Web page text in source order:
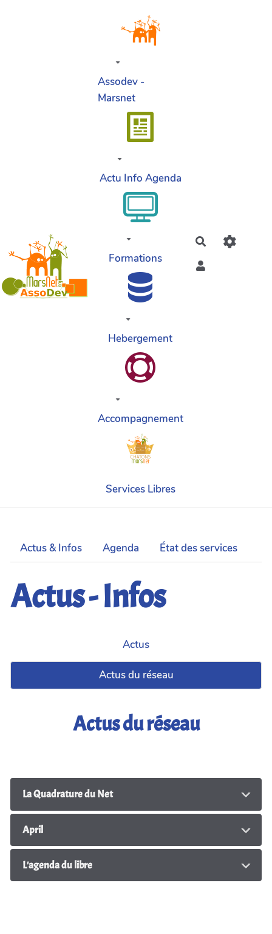
Assodev -
Marsnet
Actu Info Agenda
Formations
Hebergement
Accompagnement
Services Libres
Rechercher
Actus & Infos Agenda État des services
Actus - Infos
Actus
Actus du réseau
Actus du réseau
La Quadrature du Net
April
L'agenda du libre